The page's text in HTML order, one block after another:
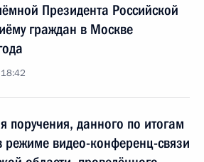
Президента Российской
граждан в Москве
поручения, данного по итогам
режиме видео-конференц-связи